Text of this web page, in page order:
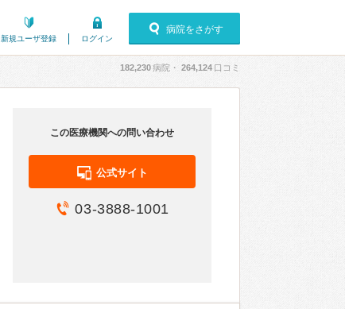
新規ユーザ登録 ログイン
病院をさがす
182,230病院・ 264,124 口コミ
この医療機関への問い合わせ
公式サイト
03-3888-1001